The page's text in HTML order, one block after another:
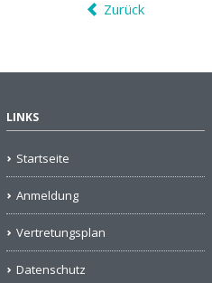
Zurück
LINKS
Startseite
Anmeldung
Vertretungsplan
Datenschutz